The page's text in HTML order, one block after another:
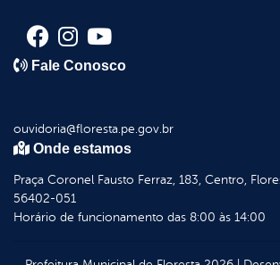
Fale Conosco
ouvidoria@floresta.pe.gov.br
Onde estamos
Praça Coronel Fausto Ferraz, 183, Centro,
56402-051
Horário de funcionamento das 8:00 às 14:00